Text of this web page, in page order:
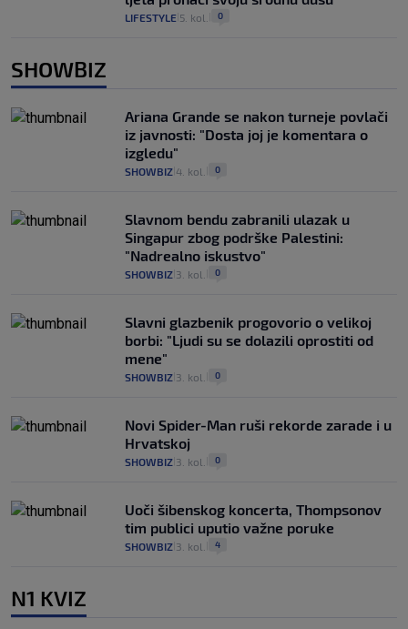
LIFESTYLE 5. kol. 0
SHOWBIZ
Ariana Grande se nakon turneje povlači
iz javnosti: "Dosta joj je komentara o
izgledu"
SHOWBIZ 4. kol. 0
Slavnom bendu zabranili ulazak u
Singapur zbog podrške Palestini:
"Nadrealno iskustvo"
SHOWBIZ 3. kol. 0
Slavni glazbenik progovorio o velikoj
borbi: "Ljudi su se dolazili oprostiti od
mene"
SHOWBIZ 3. kol. 0
Novi Spider-Man ruši rekorde zarade i u
Hrvatskoj
SHOWBIZ 3. kol. 0
Uoči šibenskog koncerta, Thompsonov
tim publici uputio važne poruke
SHOWBIZ 3. kol. 4
N1 KVIZ